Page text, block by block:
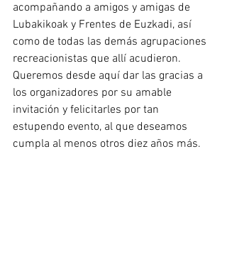
acompañando a amigos y amigas de
Lubakikoak y Frentes de Euzkadi, así
como de todas las demás agrupaciones
recreacionistas que allí acudieron.
Queremos desde aquí dar las gracias a
los organizadores por su amable
invitación y felicitarles por tan
estupendo evento, al que deseamos
cumpla al menos otros diez años más.